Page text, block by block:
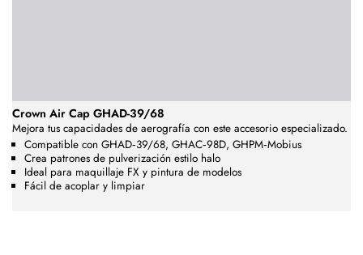
Crown Air Cap GHAD-39/68
Mejora tus capacidades de aerografía con este accesorio especializado.
Compatible con GHAD‑39/68, GHAC‑98D, GHPM‑Mobius
Crea patrones de pulverización estilo halo
Ideal para maquillaje FX y pintura de modelos
Fácil de acoplar y limpiar